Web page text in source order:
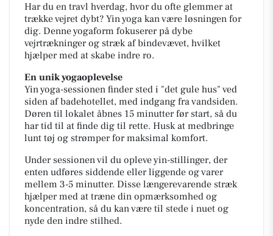
Har du en travl hverdag, hvor du ofte glemmer at
trække vejret dybt? Yin yoga kan være løsningen for
dig. Denne yogaform fokuserer på dybe
vejrtrækninger og stræk af bindevævet, hvilket
hjælper med at skabe indre ro.
En unik yogaoplevelse
Yin yoga-sessionen finder sted i "det gule hus" ved
siden af badehotellet, med indgang fra vandsiden.
Døren til lokalet åbnes 15 minutter før start, så du
har tid til at finde dig til rette. Husk at medbringe
lunt tøj og strømper for maksimal komfort.
Under sessionen vil du opleve yin-stillinger, der
enten udføres siddende eller liggende og varer
mellem 3-5 minutter. Disse længerevarende stræk
hjælper med at træne din opmærksomhed og
koncentration, så du kan være til stede i nuet og
nyde den indre stilhed.